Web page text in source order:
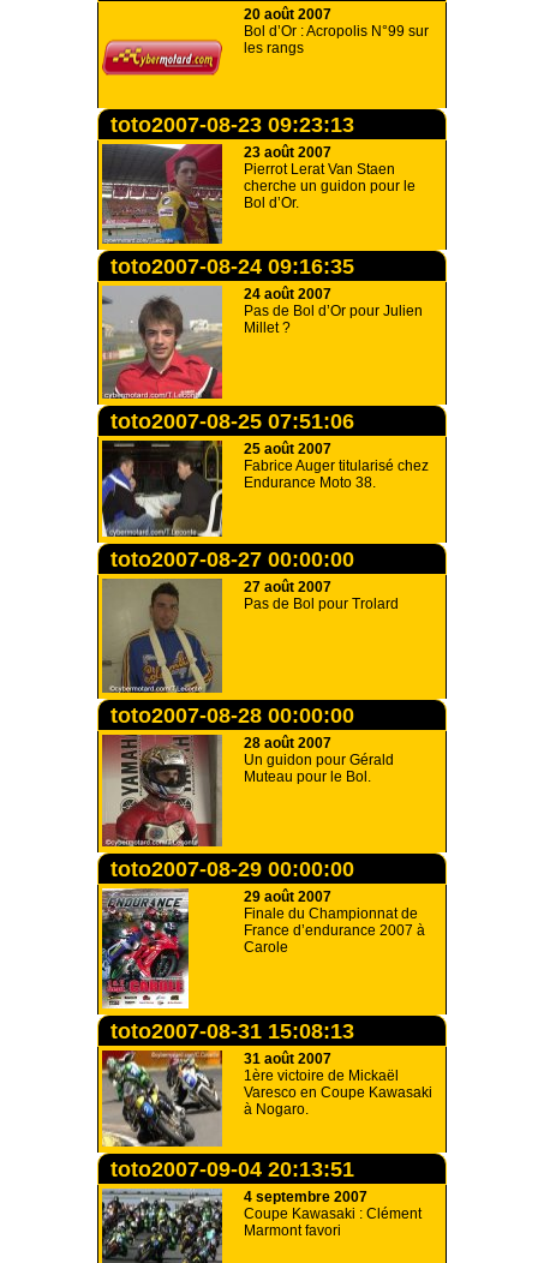
20 août 2007
Bol d’Or : Acropolis N°99 sur
les rangs
toto2007-08-23 09:23:13
23 août 2007
Pierrot Lerat Van Staen
cherche un guidon pour le
Bol d’Or.
toto2007-08-24 09:16:35
24 août 2007
Pas de Bol d’Or pour Julien
Millet ?
toto2007-08-25 07:51:06
25 août 2007
Fabrice Auger titularisé chez
Endurance Moto 38.
toto2007-08-27 00:00:00
27 août 2007
Pas de Bol pour Trolard
toto2007-08-28 00:00:00
28 août 2007
Un guidon pour Gérald
Muteau pour le Bol.
toto2007-08-29 00:00:00
29 août 2007
Finale du Championnat de
France d’endurance 2007 à
Carole
toto2007-08-31 15:08:13
31 août 2007
1ère victoire de Mickaël
Varesco en Coupe Kawasaki
à Nogaro.
toto2007-09-04 20:13:51
4 septembre 2007
Coupe Kawasaki : Clément
Marmont favori